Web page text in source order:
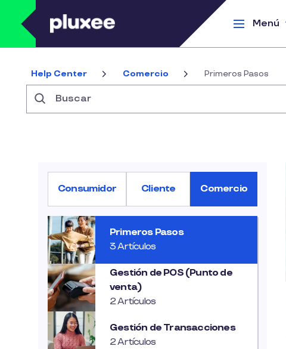
Pasar al contenido principal
Menú
Help Center Comercio Primeros Pasos
Consumidor Cliente Comercio
Primeros Pasos
3 Artículos
Gestión de POS (Punto de
venta)
2 Artículos
Gestión de Transacciones
2 Artículos